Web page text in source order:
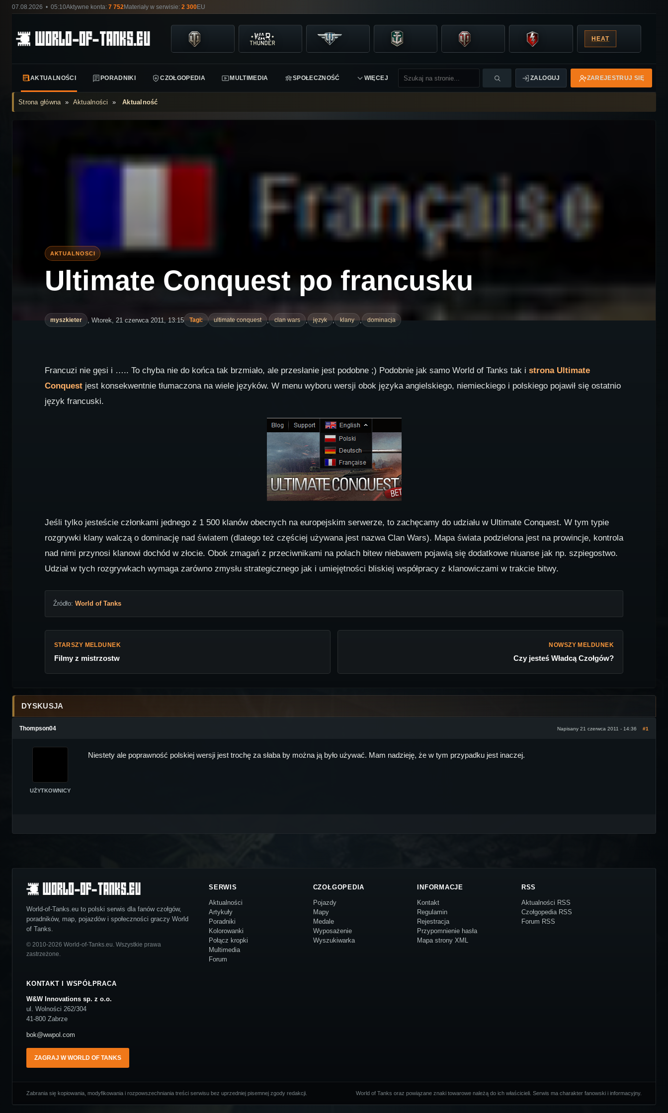
07.08.2026 • 05:10Aktywne konta: 7 752Materiały w serwisie: 2 300EU
HEAT
AKTUALNOŚCI PORADNIKI CZOŁGOPEDIA MULTIMEDIA SPOŁECZNOŚĆ WIĘCEJ ZALOGUJ ZAREJESTRUJ SIĘ
Strona główna» Aktualności »Aktualność
Ultimate Conquest po francusku
myszkieter , Wtorek, 21 czerwca 2011, 13:15 Tagi: ultimate conquest , clan wars , język , klany , dominacja
Francuzi nie gęsi i ….. To chyba nie do końca tak brzmiało, ale przesłanie jest podobne ;) Podobnie jak samo World of Tanks tak i strona Ultimate
Conquestjest konsekwentnie tłumaczona na wiele języków. W menu wyboru wersji obok języka angielskiego, niemieckiego i polskiego pojawił się ostatnio
język francuski.
Jeśli tylko jesteście członkami jednego z 1 500 klanów obecnych na europejskim serwerze, to zachęcamy do udziału w Ultimate Conquest. W tym typie
rozgrywki klany walczą o dominację nad światem (dlatego też częściej używana jest nazwa Clan Wars). Mapa świata podzielona jest na prowincje, kontrola
nad nimi przynosi klanowi dochód w złocie. Obok zmagań z przeciwnikami na polach bitew niebawem pojawią się dodatkowe niuanse jak np. szpiegostwo.
Udział w tych rozgrywkach wymaga zarówno zmysłu strategicznego jak i umiejętności bliskiej współpracy z klanowiczami w trakcie bitwy.
Źródło: World of Tanks
STARSZY MELDUNEK
Filmy z mistrzostw
NOWSZY MELDUNEK
Czy jesteś Władcą Czołgów?
DYSKUSJA
Thompson04 Napisany 21 czerwca 2011 - 14:36 #1
UŻYTKOWNICY
Niestety ale poprawność polskiej wersji jest trochę za słaba by można ją było używać. Mam nadzieję, że w tym przypadku jest inaczej.
World-of-Tanks.eu to polski serwis dla fanów czołgów,
poradników, map, pojazdów i społeczności graczy World
of Tanks.
© 2010-2026 World-of-Tanks.eu. Wszystkie prawa
zastrzeżone.
SERWIS
Aktualności
Artykuły
Poradniki
Kolorowanki
Połącz kropki
Multimedia
Forum
CZOŁGOPEDIA
Pojazdy
Mapy
Medale
Wyposażenie
Wyszukiwarka
INFORMACJE
Kontakt
Regulamin
Rejestracja
Przypomnienie hasła
Mapa strony XML
RSS
Aktualności RSS
Czołgopedia RSS
Forum RSS
KONTAKT I WSPÓŁPRACA
W&W Innovations sp. z o.o.
ul. Wolności 262/304
41-800 Zabrze
bok@wwpol.com
ZAGRAJ W WORLD OF TANKS
Zabrania się kopiowania, modyfikowania i rozpowszechniania treści serwisu bez uprzedniej pisemnej zgody redakcji. World of Tanks oraz powiązane znaki towarowe należą do ich właścicieli. Serwis ma charakter fanowski i informacyjny.